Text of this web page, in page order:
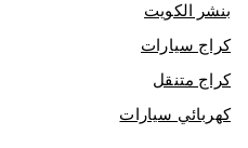
بنشر الكويت
كراج سيارات
كراج متنقل
كهربائي سيارات